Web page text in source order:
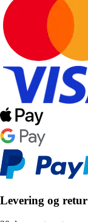
Levering og retur